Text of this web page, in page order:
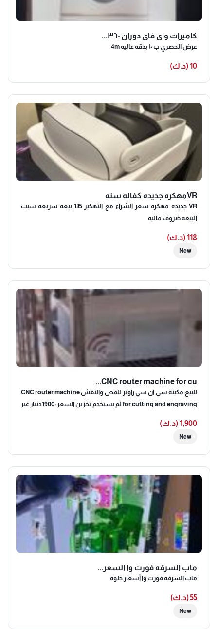
كاميرات واي فاي دوران ٣٦٠...
عرض الحصري ب ١٠ بدقه عاليه 4m
10 (د.ك)
VRمهكره جديده كفاله سنه
VR جديده مهكره سعر الشراء مع التهكير 135 بيعه سريعه سبب
البيعه ضروف ماليه
118 (د.ك)
New
CNC router machine for cu...
للبيع مكينة سي ان سي راوتر للقص والنقش CNC router machine
for cutting and engraving لم يستخدم تخزين السعر :1900دينار غير
1,900 (د.ك)
New
ماب السرقه فورت وا السعر...
ماب السرقه فورت وا أسعار حلوه
55 (د.ك)
New